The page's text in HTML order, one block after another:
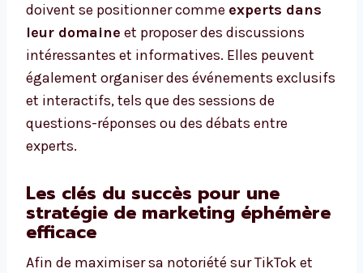
doivent se positionner comme experts dans
leur domaine et proposer des discussions
intéressantes et informatives. Elles peuvent
également organiser des événements exclusifs
et interactifs, tels que des sessions de
questions-réponses ou des débats entre
experts.
Les clés du succès pour une
stratégie de marketing éphémère
efficace
Afin de maximiser sa notoriété sur TikTok et